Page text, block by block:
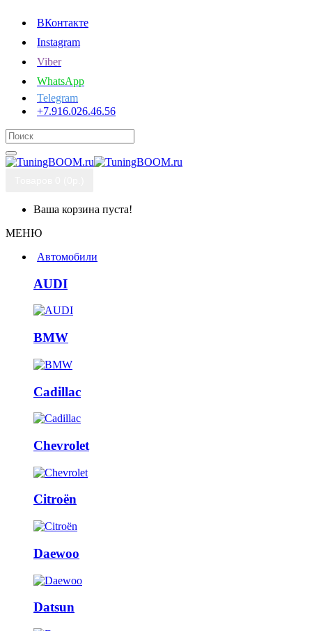
ВКонтакте
Instagram
Viber
WhatsApp
Telegram
+7.916.026.46.56
Ваша корзина пуста!
МЕНЮ
Автомобили
AUDI
BMW
Cadillac
Chevrolet
Citroën
Daewoo
Datsun